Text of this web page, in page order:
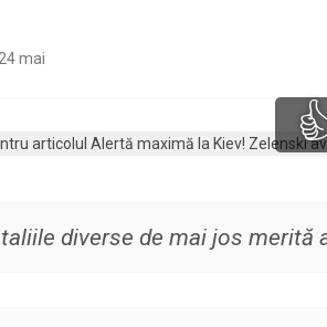
24 mai
diverse de mai jos merită